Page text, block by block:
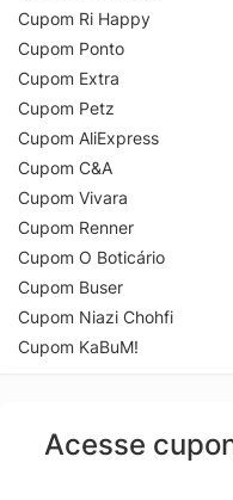
Cupom Ri Happy
Cupom Ponto
Cupom Extra
Cupom Petz
Cupom AliExpress
Cupom C&A
Cupom Vivara
Cupom Renner
Cupom O Boticário
Cupom Buser
Cupom Niazi Chohfi
Cupom KaBuM!
Acesse